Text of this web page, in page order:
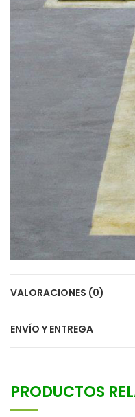
VALORACIONES (0)
ENVÍO Y ENTREGA
PRODUCTOS